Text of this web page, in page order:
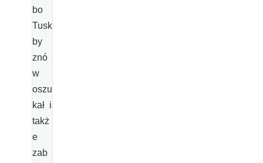
bo
Tusk
by
znó
w
oszu
kał i
takż
e
zab